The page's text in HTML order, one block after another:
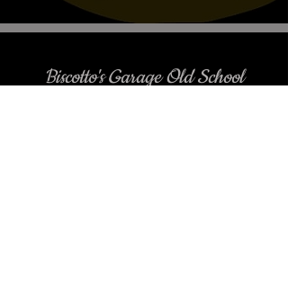
Biscotto's Garage Old School